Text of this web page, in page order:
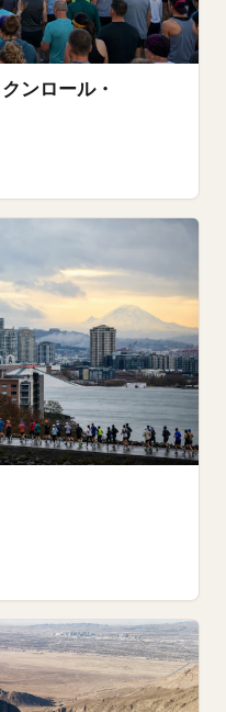
ンロール・